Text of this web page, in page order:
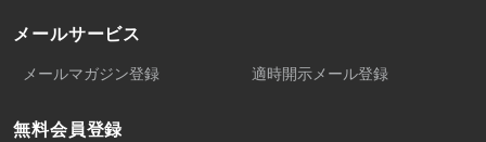
メールサービス
メールマガジン登録 適時開示メール登録
無料会員登録